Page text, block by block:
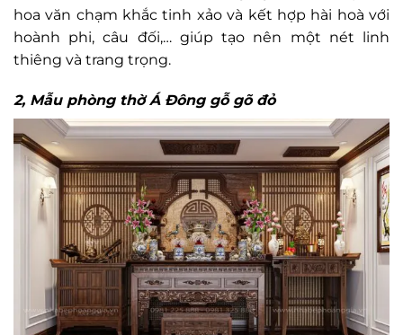
hoa văn chạm khắc tinh xảo và kết hợp hài hoà với
hoành phi, câu đối,… giúp tạo nên một nét linh
thiêng và trang trọng.
2, Mẫu phòng thờ Á Đông gỗ gõ đỏ